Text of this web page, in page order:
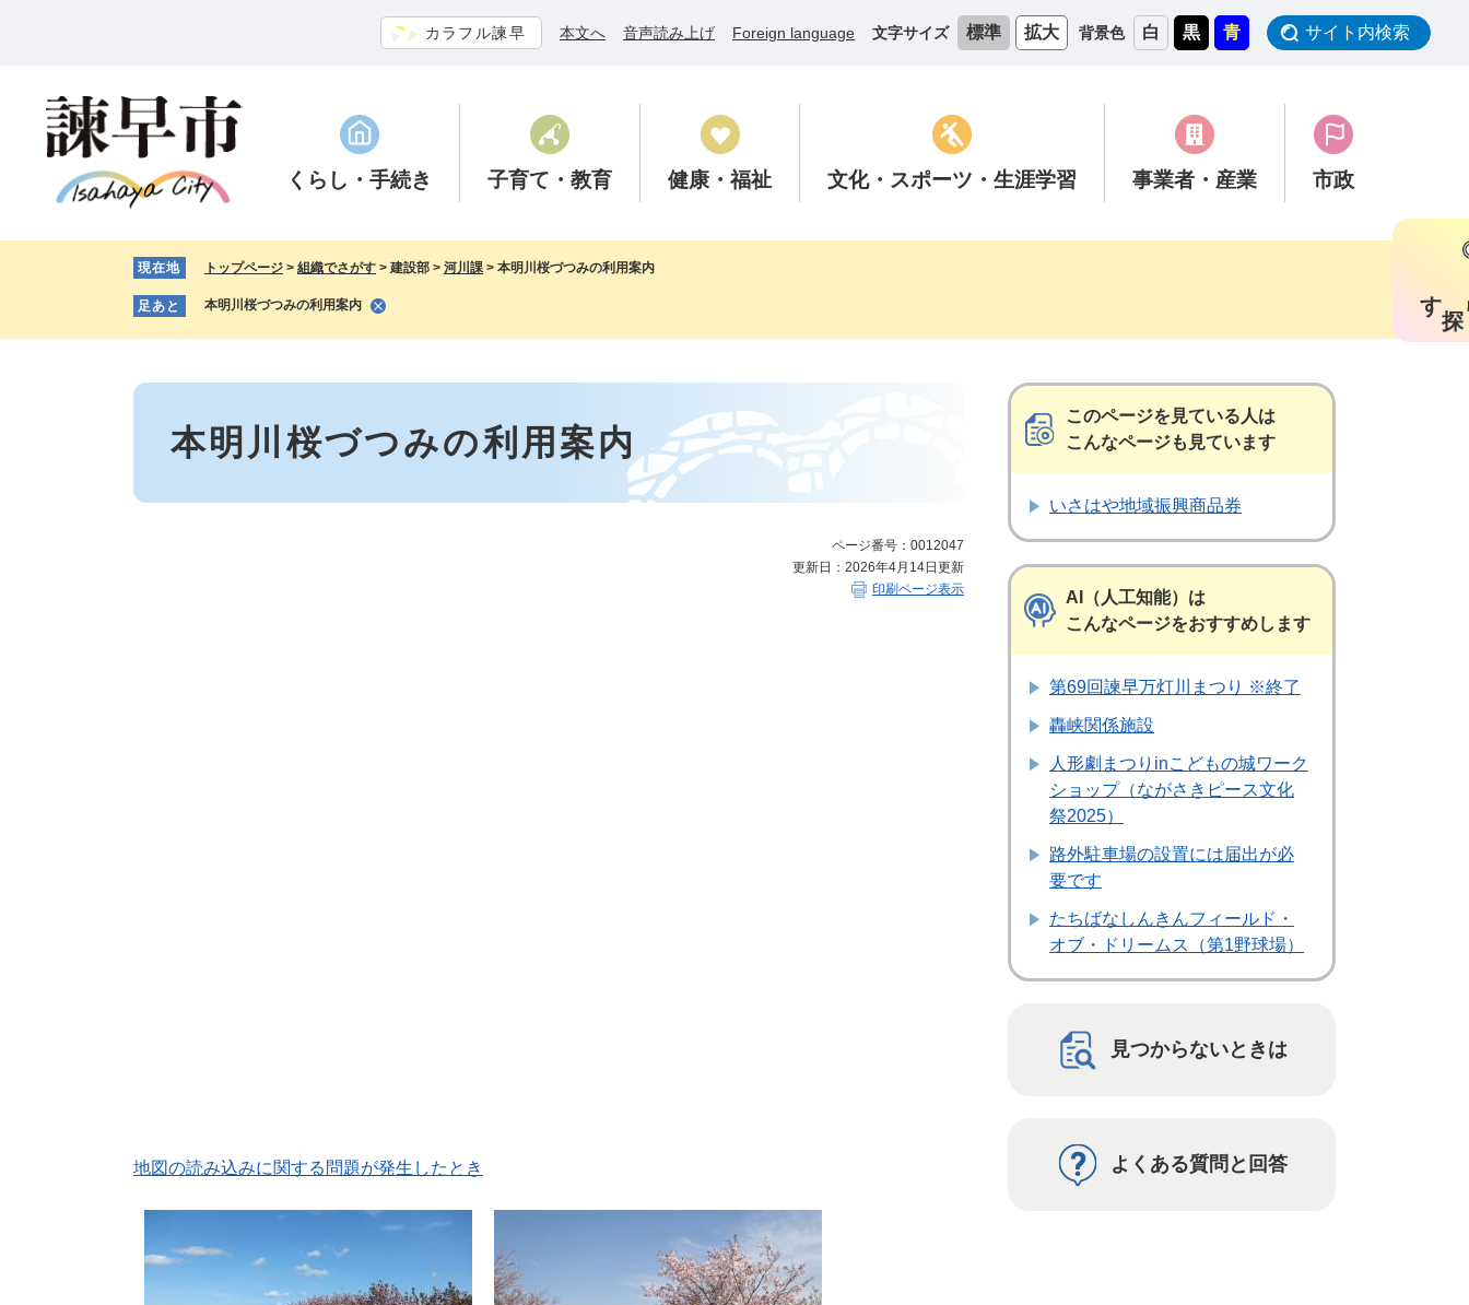
カラフル諫早 本文へ 音声読み上げ Foreign language 文字サイズ 標準 拡大 背景色 白 黒 青 サイト内検索
くらし ・手続き 子育て ・教育 健康 ・福祉 文化・スポーツ ・生涯学習 事業者 ・産業 市政
す
現在地 トップページ > 組織でさがす > 建設部 > 河川課 > 本明川桜づつみの利用案内
足あと 本明川桜づつみの利用案内
本
本明川桜づつみの利用案内
ページ番号：0012047
更新日：2026年4月14日更新
印刷ページ表示
地図の読み込みに関する問題が発生したとき
このページを見ている人は
こんなページも見ています
いさはや地域振興商品券
AI（人工知能）は
こんなページをおすすめします
第69回諫早万灯川まつり ※終了
轟峡関係施設
人形劇まつりinこどもの城ワーク
ショップ（ながさきピース文化
祭2025）
路外駐車場の設置には届出が必
要です
たちばなしんきんフィールド・
オブ・ドリームス（第1野球場）
見つからないときは
よくある質問と回答